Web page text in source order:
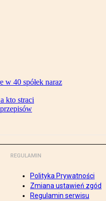
w 40 spółek naraz
kto straci
REGULAMIN
Polityka Prywatności
Zmiana ustawień zgód
Regulamin serwisu